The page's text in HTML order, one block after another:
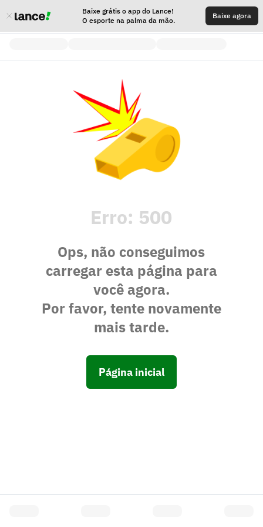
Baixe grátis o app do Lance!
O esporte na palma da mão.
Baixe agora
Erro: 500
Ops, não conseguimos
carregar esta página para
você agora.
Por favor, tente novamente
mais tarde.
Página inicial